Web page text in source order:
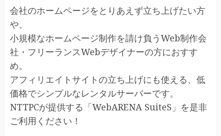
会社のホームページをとりあえず立ち上げたい方
や、
小規模なホームページ制作を請け負うWeb制作会
社・フリーランスWebデザイナーの方におすす
め。
アフィリエイトサイトの立ち上げにも使える、低
価格でシンプルなレンタルサーバーです。
NTTPCが提供する「WebARENA SuiteS」を是非
ご利用ください！